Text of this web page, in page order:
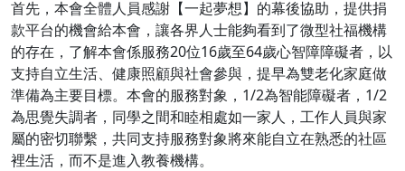
首先，本會全體人員感謝【一起夢想】的幕後協助，提供捐
款平台的機會給本會，讓各界人士能夠看到了微型社福機構
的存在，了解本會係服務20位16歲至64歲心智障障礙者，以
支持自立生活、健康照顧與社會參與，提早為雙老化家庭做
準備為主要目標。本會的服務對象，1/2為智能障礙者，1/2
為思覺失調者，同學之間和睦相處如一家人，工作人員與家
屬的密切聯繫，共同支持服務對象將來能自立在熟悉的社區
裡生活，而不是進入教養機構。